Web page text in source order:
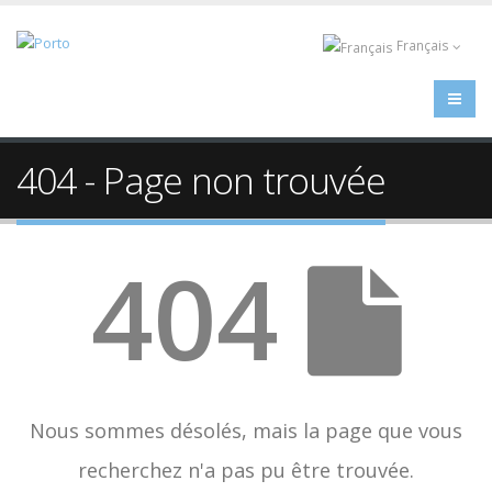
Français
404 - Page non trouvée
404
Nous sommes désolés, mais la page que vous
recherchez n'a pas pu être trouvée.